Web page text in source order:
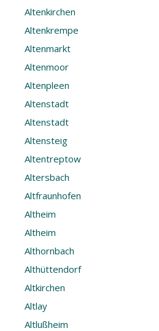
Altenkirchen
Altenkrempe
Altenmarkt
Altenmoor
Altenpleen
Altenstadt
Altenstadt
Altensteig
Altentreptow
Altersbach
Altfraunhofen
Altheim
Altheim
Althornbach
Althüttendorf
Altkirchen
Altlay
Altlußheim